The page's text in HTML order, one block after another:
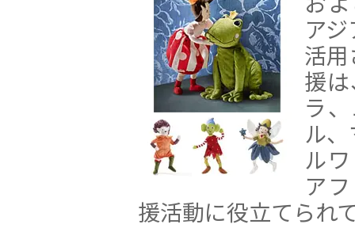
ア
活
援
ラ
ル
ル
ア
援活動に役立てられ